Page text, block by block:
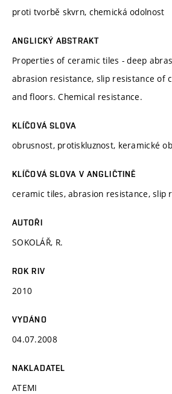
proti tvorbě skvrn, chemická odolnost
ANGLICKÝ ABSTRAKT
Properties of ceramic tiles - deep
abrasion resistance, slip resistance of
and floors. Chemical resistance.
KLÍČOVÁ SLOVA
obrusnost, protiskluznost, keramické
KLÍČOVÁ SLOVA V ANGLIČTINĚ
ceramic tiles, abrasion resistance, slip
AUTOŘI
SOKOLÁŘ, R.
ROK RIV
2010
VYDÁNO
04.07.2008
NAKLADATEL
ATEMI